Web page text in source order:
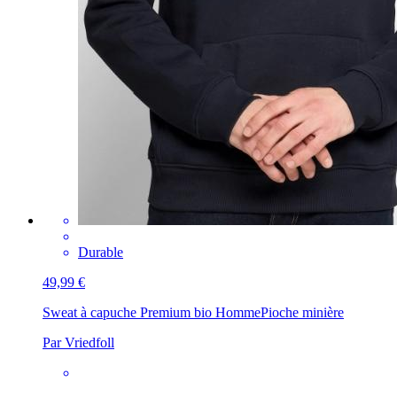
Durable
49,99 €
Sweat à capuche Premium bio HommePioche minière
Par Vriedfoll